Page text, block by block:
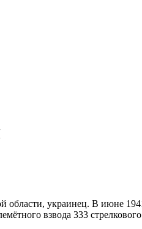
области, украинец. В июне
взвода 333